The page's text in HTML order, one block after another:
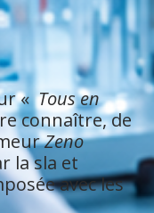
«Tous en
connaître, de
Zeno
la sla et
avec les